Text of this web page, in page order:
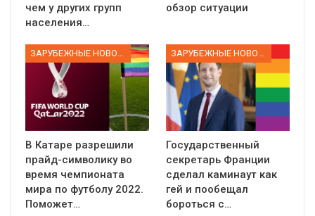
чем у других групп
населения…
обзор ситуации
В Катаре разрешили
прайд-символику во
время чемпионата
мира по футболу 2022.
Поможет…
Государственный
секретарь Франции
сделал каминаут как
гей и пообещал
бороться с…